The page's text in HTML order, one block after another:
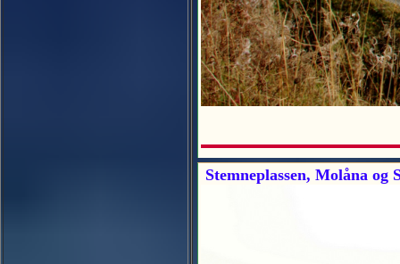
Stemneplassen, Molåna og